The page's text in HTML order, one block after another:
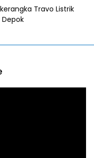
Travo Listrik
Depok